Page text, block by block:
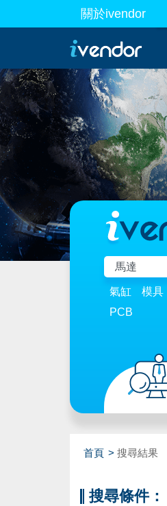
關於ivendor
氣缸 模具
PCB
首頁 搜尋結果
搜尋條件：